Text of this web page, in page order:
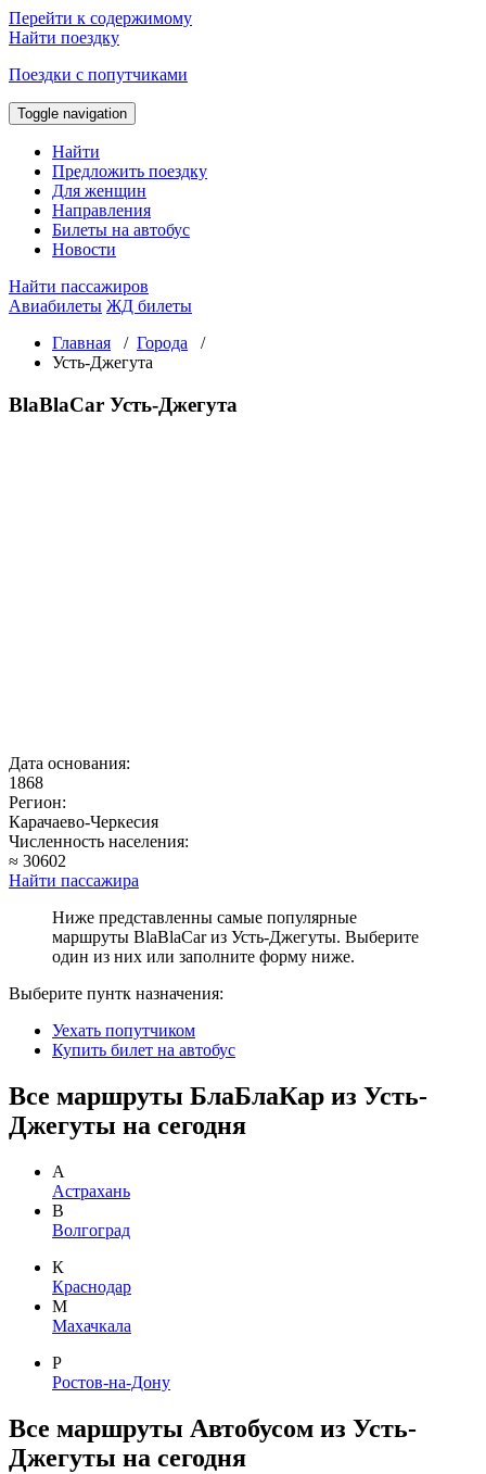
Перейти к содержимому
Найти поездку
Поездки с попутчиками
Toggle navigation
Найти
Предложить поездку
Для женщин
Направления
Билеты на автобус
Новости
Найти пассажиров
Авиабилеты ЖД билеты
Главная / Города /
Усть-Джегута
BlaBlaCar Усть-Джегута
Дата основания:
1868
Регион:
Карачаево-Черкесия
Численность населения:
≈ 30602
Найти пассажира
Ниже представленны самые популярные
маршруты BlaBlaCar из Усть-Джегуты. Выберите
один из них или заполните форму ниже.
Выберите пунтк назначения:
Уехать попутчиком
Купить билет на автобус
Все маршруты БлаБлаКар из Усть-
Джегуты на сегодня
А
Астрахань
В
Волгоград
К
Краснодар
М
Махачкала
Р
Ростов-на-Дону
Все маршруты Автобусом из Усть-
Джегуты на сегодня